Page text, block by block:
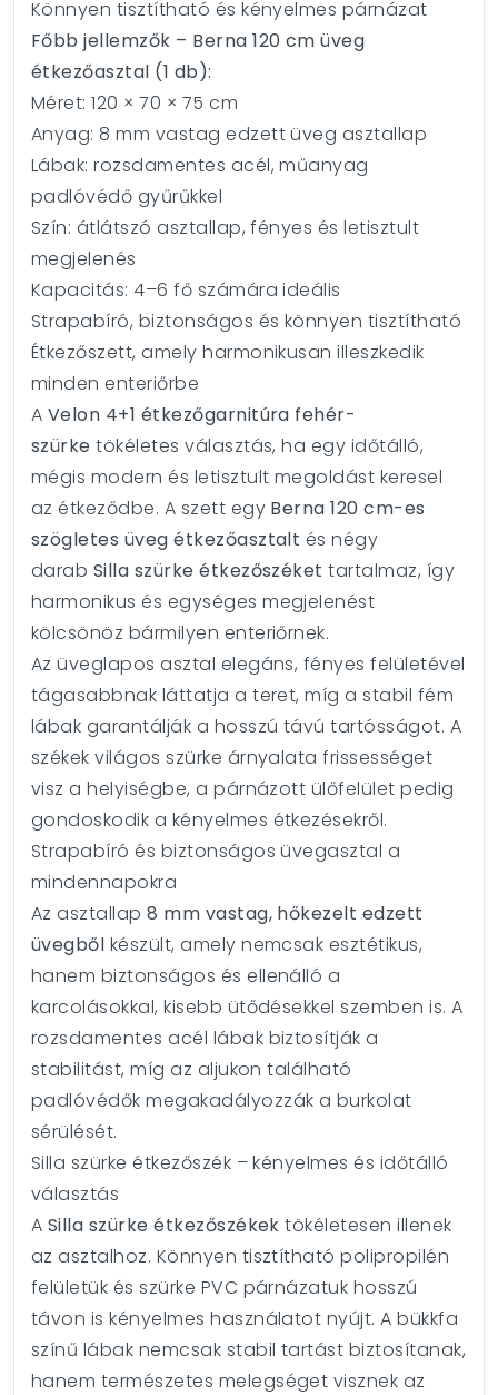
Könnyen tisztítható és kényelmes párnázat
Főbb jellemzők – Berna 120 cm üveg
étkezőasztal (1 db):
Méret: 120 × 70 × 75 cm
Anyag: 8 mm vastag edzett üveg asztallap
Lábak: rozsdamentes acél, műanyag
padlóvédő gyűrűkkel
Szín: átlátszó asztallap, fényes és letisztult
megjelenés
Kapacitás: 4–6 fő számára ideális
Strapabíró, biztonságos és könnyen tisztítható
Étkezőszett, amely harmonikusan illeszkedik
minden enteriőrbe
A Velon 4+1 étkezőgarnitúra fehér-
szürke tökéletes választás, ha egy időtálló,
mégis modern és letisztult megoldást keresel
az étkeződbe. A szett egy Berna 120 cm-es
szögletes üveg étkezőasztalt és négy
darab Silla szürke étkezőszéket tartalmaz, így
harmonikus és egységes megjelenést
kölcsönöz bármilyen enteriőrnek.
Az üveglapos asztal elegáns, fényes felületével
tágasabbnak láttatja a teret, míg a stabil fém
lábak garantálják a hosszú távú tartósságot. A
székek világos szürke árnyalata frissességet
visz a helyiségbe, a párnázott ülőfelület pedig
gondoskodik a kényelmes étkezésekről.
Strapabíró és biztonságos üvegasztal a
mindennapokra
Az asztallap 8 mm vastag, hőkezelt edzett
üvegből készült, amely nemcsak esztétikus,
hanem biztonságos és ellenálló a
karcolásokkal, kisebb ütődésekkel szemben is. A
rozsdamentes acél lábak biztosítják a
stabilitást, míg az aljukon található
padlóvédők megakadályozzák a burkolat
sérülését.
Silla szürke étkezőszék – kényelmes és időtálló
választás
A Silla szürke étkezőszékek tökéletesen illenek
az asztalhoz. Könnyen tisztítható polipropilén
felületük és szürke PVC párnázatuk hosszú
távon is kényelmes használatot nyújt. A bükkfa
színű lábak nemcsak stabil tartást biztosítanak,
hanem természetes melegséget visznek az